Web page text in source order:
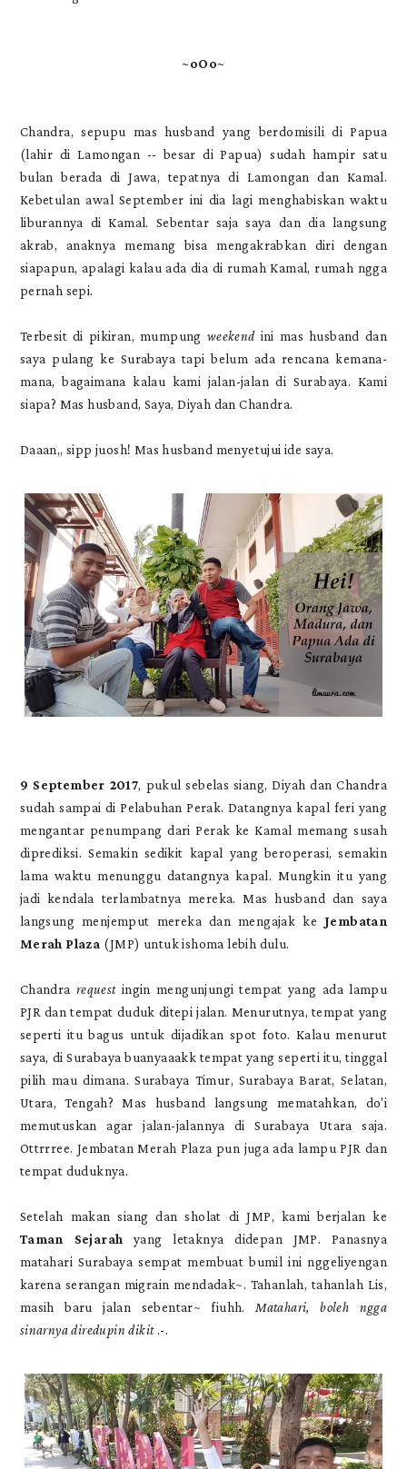
~oOo~
Chandra, sepupu mas husband yang berdomisili di Papua
(lahir di Lamongan -- besar di Papua) sudah hampir satu
bulan berada di Jawa, tepatnya di Lamongan dan Kamal.
Kebetulan awal September ini dia lagi menghabiskan waktu
liburannya di Kamal. Sebentar saja saya dan dia langsung
akrab, anaknya memang bisa mengakrabkan diri dengan
siapapun, apalagi kalau ada dia di rumah Kamal, rumah ngga
pernah sepi.
Terbesit di pikiran, mumpung weekendini mas husband dan
saya pulang ke Surabaya tapi belum ada rencana kemana-
mana, bagaimana kalau kami jalan-jalan di Surabaya. Kami
siapa? Mas husband, Saya, Diyah dan Chandra.
Daaan,, sipp juosh! Mas husband menyetujui ide saya.
9 September 2017, pukul sebelas siang, Diyah dan Chandra
sudah sampai di Pelabuhan Perak. Datangnya kapal feri yang
mengantar penumpang dari Perak ke Kamal memang susah
diprediksi. Semakin sedikit kapal yang beroperasi, semakin
lama waktu menunggu datangnya kapal. Mungkin itu yang
jadi kendala terlambatnya mereka. Mas husband dan saya
langsung menjemput mereka dan mengajak ke Jembatan
Merah Plaza (JMP) untuk ishoma lebih dulu.
Chandra requestingin mengunjungi tempat yang ada lampu
PJR dan tempat duduk ditepi jalan. Menurutnya, tempat yang
seperti itu bagus untuk dijadikan spot foto. Kalau menurut
saya, di Surabaya buanyaaakk tempat yang seperti itu, tinggal
pilih mau dimana. Surabaya Timur, Surabaya Barat, Selatan,
Utara, Tengah? Mas husband langsung mematahkan, do'i
memutuskan agar jalan-jalannya di Surabaya Utara saja.
Ottrrree. Jembatan Merah Plaza pun juga ada lampu PJR dan
tempat duduknya.
Setelah makan siang dan sholat di JMP, kami berjalan ke
Taman Sejarahyang letaknya didepan JMP. Panasnya
matahari Surabaya sempat membuat bumil ini nggeliyengan
karena serangan migrain mendadak~. Tahanlah, tahanlah Lis,
masih baru jalan sebentar~ fiuhh.Matahari, boleh ngga
sinarnya diredupin dikit.-.